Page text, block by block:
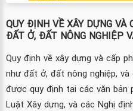
QUY ĐỊNH VỀ XÂY DỰNG VÀ
ĐẤT Ở, ĐẤT NÔNG NGHIỆP
Quy định về xây dựng và cấp
như đất ở, đất nông nghiệp,
được quy định tại các văn bản
Luật Xây dựng, và các Nghị